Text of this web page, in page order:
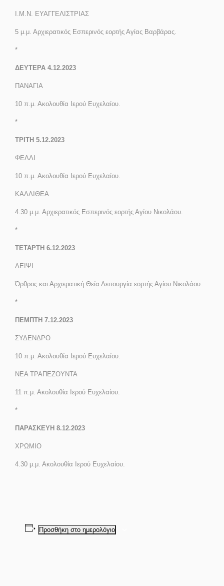
Ι.Μ.Ν. ΕΥΑΓΓΕΛΙΣΤΡΙΑΣ
5 μ.μ. Αρχιερατικός Εσπερινός εορτής Αγίας Βαρβάρας.
*
ΔΕΥΤΕΡΑ 4.12.2023
ΠΑΝΑΓΙΑ
10 π.μ. Ακολουθία Ιερού Ευχελαίου.
*
ΤΡΙΤΗ 5.12.2023
ΦΕΛΛΙ
10 π.μ. Ακολουθία Ιερού Ευχελαίου.
ΚΑΛΛΙΘΕΑ
4.30 μ.μ. Αρχιερατικός Εσπερινός εορτής Αγίου Νικολάου.
*
ΤΕΤΑΡΤΗ 6.12.2023
ΛΕΙΨΙ
Όρθρος και Αρχιερατική Θεία Λειτουργία εορτής Αγίου Νικολάου.
*
ΠΕΜΠΤΗ 7.12.2023
ΣΥΔΕΝΔΡΟ
10 π.μ. Ακολουθία Ιερού Ευχελαίου.
ΝΕΑ ΤΡΑΠΕΖΟΥΝΤΑ
11 π.μ. Ακολουθία Ιερού Ευχελαίου.
*
ΠΑΡΑΣΚΕΥΗ 8.12.2023
ΧΡΩΜΙΟ
4.30 μ.μ. Ακολουθία Ιερού Ευχελαίου.
Προσθήκη στο ημερολόγιο